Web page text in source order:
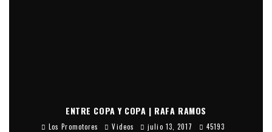
ENTRE COPA Y COPA | RAFA RAMOS
Los Promotores Videos julio 13, 2017 45193